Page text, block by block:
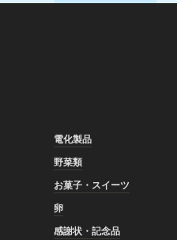
電化製品
野菜類
お菓子・スイーツ
卵
感謝状・記念品